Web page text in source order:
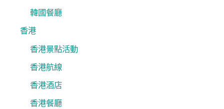
韓國餐廳
香港
香港景點活動
香港航線
香港酒店
香港餐廳